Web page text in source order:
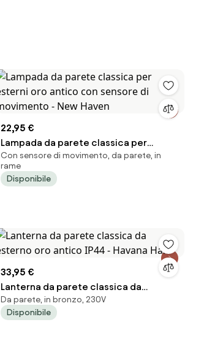
22,95 €
Lampada da parete classica per
esterni oro antico con sensore di
movimento - New Haven
Con sensore di movimento, da parete, in
rame
Disponibile
33,95 €
Lanterna da parete classica da
esterno oro antico IP44 - Havana Half
Da parete, in bronzo, 230V
Disponibile